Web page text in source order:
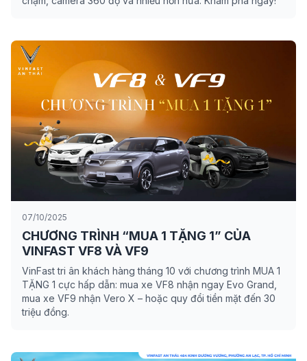
07/10/2025
CHƯƠNG TRÌNH “MUA 1 TẶNG 1” CỦA
VINFAST VF8 VÀ VF9
VinFast tri ân khách hàng tháng 10 với chương trình MUA 1
TẶNG 1 cực hấp dẫn: mua xe VF8 nhận ngay Evo Grand,
mua xe VF9 nhận Vero X – hoặc quy đổi tiền mặt đến 30
triệu đồng.